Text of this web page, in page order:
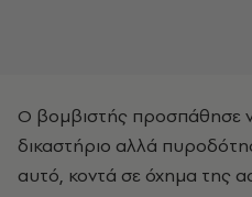
Ο βομβιστής προσπάθησε
δικαστήριο αλλά
αυτό, κοντά σε όχημα της